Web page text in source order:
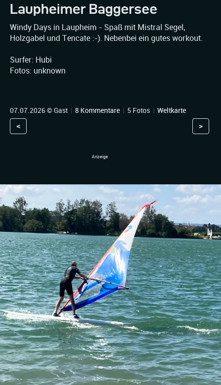
Laupheimer Baggersee
Windy Days in Laupheim - Spaß mit Mistral Segel,
Holzgabel und Tencate :-). Nebenbei ein gutes workout.
Surfer: Hubi
Fotos: unknown
07.07.2026 © Gast | 8 Kommentare | 5 Fotos | Weltkarte
< >